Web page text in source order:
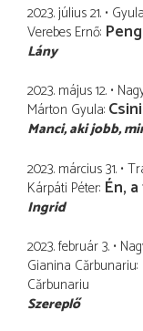
2023. július 21.
Verebes Ernő
Lány
2023. május 12.
Márton Gyula
Manci aki jobb,
2023. március 31.
Kárpáti Péter Én,
Ingrid
2023. február 3.
Gianina Cărbunariu
Cărbunariu
Szereplő